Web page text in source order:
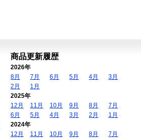
商品更新履歴
2026年
8月
7月 6月 5月 4月
3月
2月
1月
2025年
12月
11月 10月 9月 8月
7月
6月
5月 4月 3月 2月
1月
2024年
12月
11月 10月 9月 8月
7月